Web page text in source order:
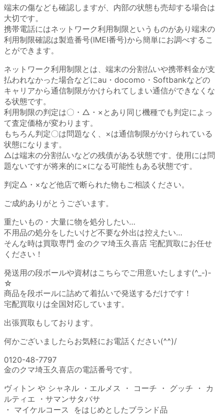
端末の傷なども確認しますが、内部の状態も売却する場合は
大切です。
携帯電話にはネットワーク利用制限というものがあり端末の
利用制限確認は製造番号(IMEI番号)から簡単にお調べするこ
とができます。
ネットワーク利用制限とは、端末の分割払いや携帯料金が支
払われなかった場合などにau・docomo・Softbankなどの
キャリアから通信制限がかけられてしまい通信ができなくな
る状態です。
利用制限の判定は〇・△・×とあり同じ機種でも判定によっ
て査定価格が変わります。
もちろん判定〇は問題なく、×は通信制限がかけられている
状態になります。
△は端末の分割払いなどの残債がある状態です。使用には問
題ないですが将来的に×になる可能性もある状態です。
判定△・×など他店で断られた物もご相談ください。
ご成約ありがとうございます。
重たいもの・大量に物を処分したい…
不用品の処分をしたいけど不要な外出は控えたい…
そんな時は買取専門 金のクマ埼玉久喜店 宅配買取にお任せ
ください！
発送用の段ボールや資材はこちらでご用意いたします(^_-)-
☆
商品を段ボールに詰めて着払いで発送するだけです！
宅配買取りは全国対応しています。
出張買取もしております。
何かございましたらお気軽にお電話ください(^^)/
0120-48-7797
金のクマ埼玉久喜店の電話番号です。
ヴィトン や シャネル ・エルメス ・ コーチ ・ グッチ ・ カ
ルティエ ・サマンサタバサ
・ マイケルコース をはじめとしたブランド品